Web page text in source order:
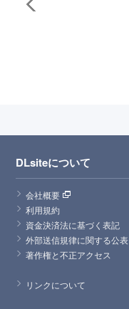
DLsiteについて
会社概要
利用規約
資金決済法に基づく表記
外部送信規律に関する公表
著作権と不正アクセス
リンクについて